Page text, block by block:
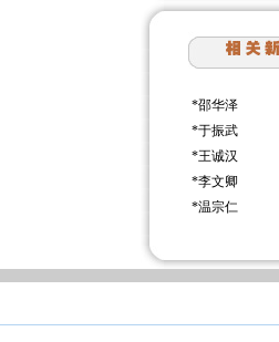
*邵华泽
*于振武
*王诚汉
*李文卿
*温宗仁